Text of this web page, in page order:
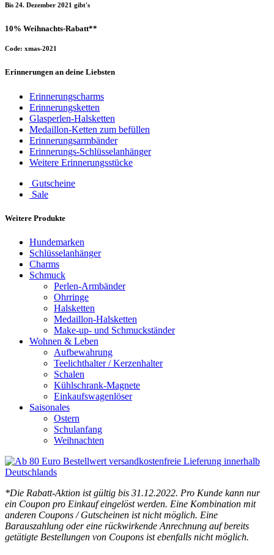
Bis 24. Dezember 2021 gibt's
10% Weihnachts-Rabatt**
Code: xmas-2021
Erinnerungen an deine Liebsten
Erinnerungscharms
Erinnerungsketten
Glasperlen-Halsketten
Medaillon-Ketten zum befüllen
Erinnerungsarmbänder
Erinnerungs-Schlüsselanhänger
Weitere Erinnerungsstücke
Gutscheine
Sale
Weitere Produkte
Hundemarken
Schlüsselanhänger
Charms
Schmuck
Perlen-Armbänder
Ohrringe
Halsketten
Medaillon-Halsketten
Make-up- und Schmuckständer
Wohnen & Leben
Aufbewahrung
Teelichthalter / Kerzenhalter
Schalen
Kühlschrank-Magnete
Einkaufswagenlöser
Saisonales
Ostern
Schulanfang
Weihnachten
*Die Rabatt-Aktion ist gültig bis 31.12.2022. Pro Kunde kann nur
ein Coupon pro Einkauf eingelöst werden. Eine Kombination mit
anderen Coupons / Gutscheinen ist nicht möglich. Eine
Barauszahlung oder eine rückwirkende Anrechnung auf bereits
getätigte Bestellungen von Coupons ist ebenfalls nicht möglich.